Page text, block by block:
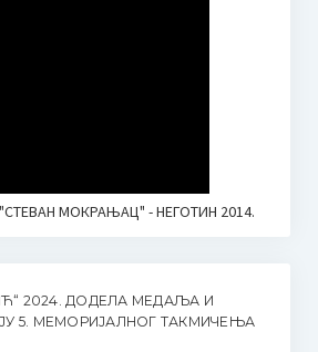
МОКРАЊАЦ" - НЕГОТИН 2014.
2024. ДОДЕЛА МЕДАЉА И
5. МЕМОРИЈАЛНОГ ТАКМИЧЕЊА